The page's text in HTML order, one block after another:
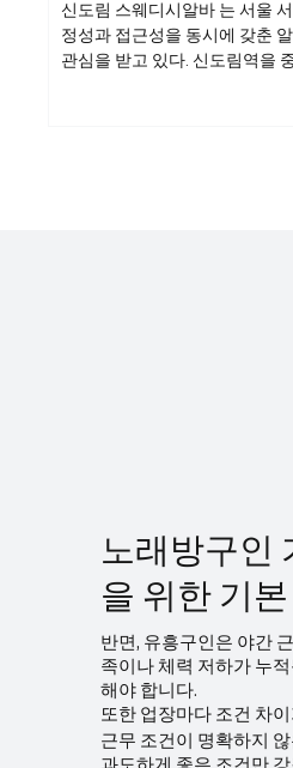
신도림 스웨디시알바 는 서울
정성과 접근성을 동시에 갖춘
관심을 받고 있다. 신도림역을
노래방구인
을 위한 기
반면, 유흥구인은 야간
족이나 체력 저하가 누
해야 합니다.
또한 업장마다 조건 차
근무 조건이 명확하지